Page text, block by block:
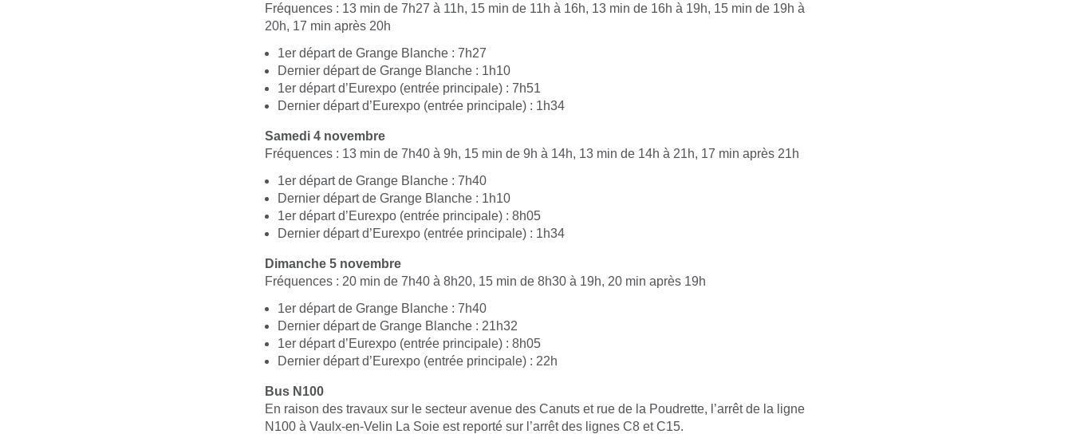
Fréquences : 13 min de 7h27 à 11h, 15 min de 11h à 16h, 13 min de 16h à 19h, 15 min de 19h à
20h, 17 min après 20h
1er départ de Grange Blanche : 7h27
Dernier départ de Grange Blanche : 1h10
1er départ d’Eurexpo (entrée principale) : 7h51
Dernier départ d’Eurexpo (entrée principale) : 1h34
Samedi 4 novembre
Fréquences : 13 min de 7h40 à 9h, 15 min de 9h à 14h, 13 min de 14h à 21h, 17 min après 21h
1er départ de Grange Blanche : 7h40
Dernier départ de Grange Blanche : 1h10
1er départ d’Eurexpo (entrée principale) : 8h05
Dernier départ d’Eurexpo (entrée principale) : 1h34
Dimanche 5 novembre
Fréquences : 20 min de 7h40 à 8h20, 15 min de 8h30 à 19h, 20 min après 19h
1er départ de Grange Blanche : 7h40
Dernier départ de Grange Blanche : 21h32
1er départ d’Eurexpo (entrée principale) : 8h05
Dernier départ d’Eurexpo (entrée principale) : 22h
Bus N100
En raison des travaux sur le secteur avenue des Canuts et rue de la Poudrette, l’arrêt de la ligne
N100 à Vaulx-en-Velin La Soie est reporté sur l’arrêt des lignes C8 et C15.